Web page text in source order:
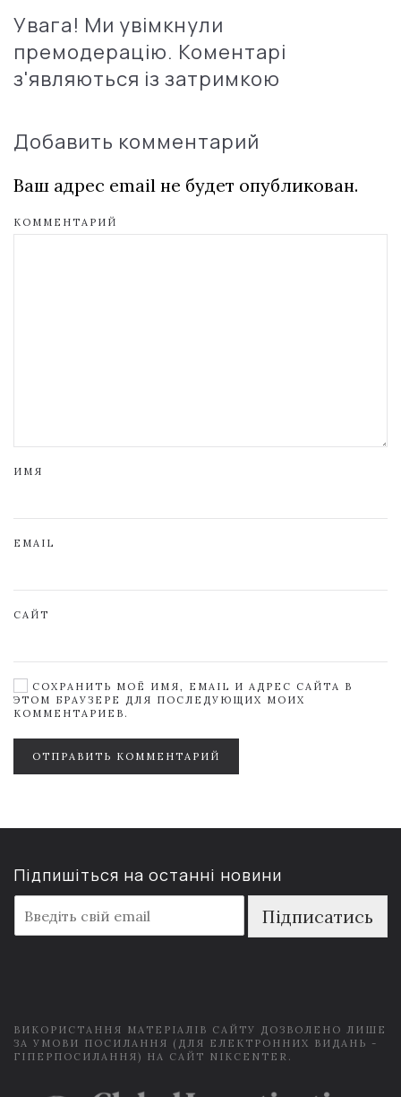
Увага! Ми увімкнули
премодерацію. Коментарі
з'являються із затримкою
Добавить комментарий
Ваш адрес email не будет опубликован.
КОММЕНТАРИЙ
ИМЯ
EMAIL
САЙТ
СОХРАНИТЬ МОЁ ИМЯ, EMAIL И АДРЕС САЙТА В
ЭТОМ БРАУЗЕРЕ ДЛЯ ПОСЛЕДУЮЩИХ МОИХ
КОММЕНТАРИЕВ.
ОТПРАВИТЬ КОММЕНТАРИЙ
Підпишіться на останні новини
m
a
Підписатись
ВИКОРИСТАННЯ МАТЕРІАЛІВ САЙТУ ДОЗВОЛЕНО ЛИШЕ
ЗА УМОВИ ПОСИЛАННЯ (ДЛЯ ЕЛЕКТРОННИХ ВИДАНЬ -
ГІПЕРПОСИЛАННЯ) НА САЙТ NIKCENTER.